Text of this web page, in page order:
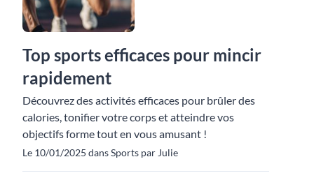
Top sports efficaces pour mincir
rapidement
Découvrez des activités efficaces pour brûler des
calories, tonifier votre corps et atteindre vos
objectifs forme tout en vous amusant !
Le 10/01/2025 dans Sports par Julie